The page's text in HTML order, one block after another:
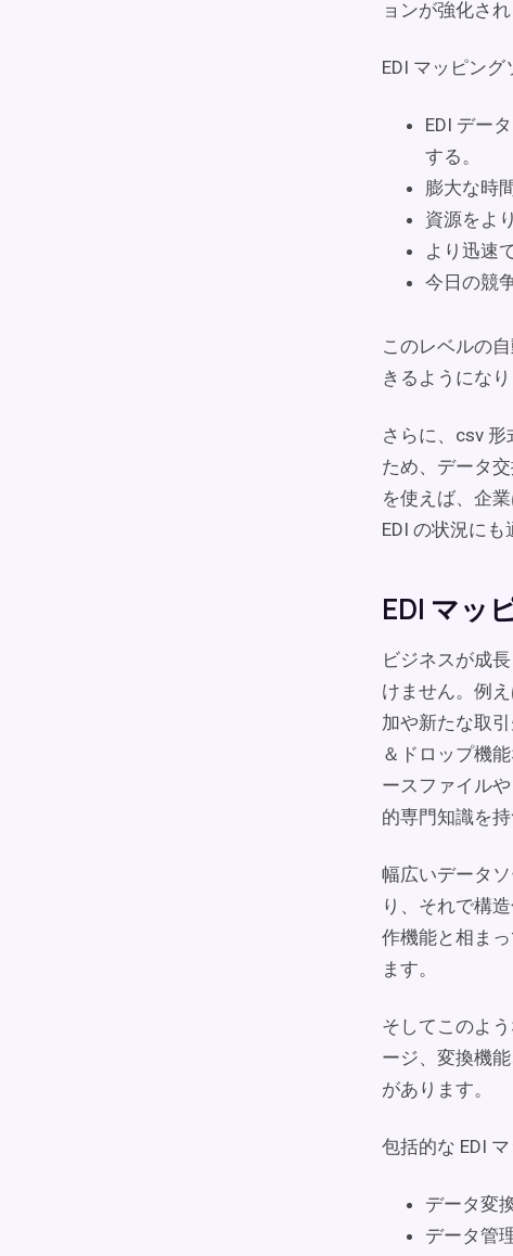
ョンが強化され
EDI マッピン
EDI デー
する。
膨大な時
資源をよ
より迅速
今日の競
このレベルの
きるようになり
さらに、csv
ため、データ
を使えば、企
EDI の状況に
EDI マッ
ビジネスが成
けません。例
加や新たな取
＆ドロップ機
ースファイル
的専門知識を
幅広いデータ
り、それで構
作機能と相ま
ます。
そしてこのよ
ージ、変換機
があります。
包括的な EDI
データ変
データ管